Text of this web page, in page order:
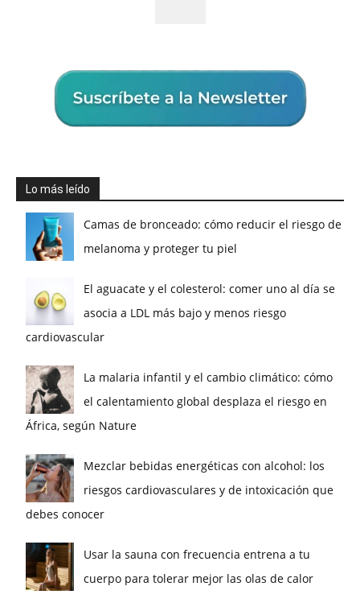
Lo más leído
Camas de bronceado: cómo reducir el riesgo de
melanoma y proteger tu piel
El aguacate y el colesterol: comer uno al día se
asocia a LDL más bajo y menos riesgo
cardiovascular
La malaria infantil y el cambio climático: cómo
el calentamiento global desplaza el riesgo en
África, según Nature
Mezclar bebidas energéticas con alcohol: los
riesgos cardiovasculares y de intoxicación que
debes conocer
Usar la sauna con frecuencia entrena a tu
cuerpo para tolerar mejor las olas de calor